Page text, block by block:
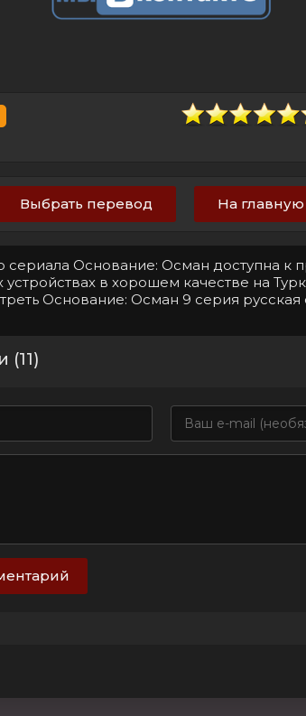
Выбрать перевод На главную
сериала Основание: Осман доступна к
устройствах в хорошем качестве на
Основание: Осман 9 серия русская
(11)